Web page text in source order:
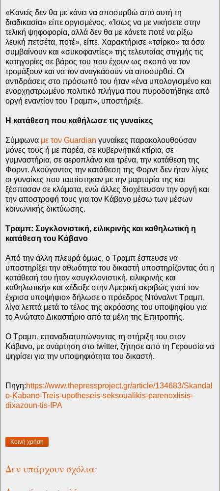
«Κανείς δεν θα με κάνει να αποσυρθώ από αυτή τη
διαδικασία» είπε οργισμένος. «Ίσως να με νικήσετε στην
τελική ψηφοφορία, αλλά δεν θα με κάνετε ποτέ να ρίξω
λευκή πετσέτα, ποτέ», είπε. Χαρακτήρισε «τσίρκο» τα όσα
συμβαίνουν και «συκοφαντίες» της τελευταίας στιγμής τις
κατηγορίες σε βάρος του που έχουν ως σκοπό να τον
τρομάξουν και να τον αναγκάσουν να αποσυρθεί. Οι
αντιδράσεις στο πρόσωπό του ήταν «ένα υπολογισμένο και
ενορχηστρωμένο πολιτικό πλήγμα που πυροδοτήθηκε από
οργή εναντίον του Τραμπ», υποστήριξε.
Η κατάθεση που καθήλωσε τις γυναίκες
Σύμφωνα με τον Guardian γυναίκες παρακολουθούσαν
μόνες τους ή με παρέα, σε κυβερνητικά κτίρια, σε
γυμναστήρια, σε αεροπλάνα και τρένα, την κατάθεση της
Φορντ. Ακούγοντας την κατάθεση της Φορντ δεν ήταν λίγες
οι γυναίκες που ταυτίστηκαν με την μαρτυρία της και
ξέσπασαν σε κλάματα, ενώ άλλες διοχέτευσαν την οργή και
την αποστροφή τους για τον Κάβανο μέσω των μέσων
κοινωνικής δικτύωσης.
Tραμπ: Συγκλονιστική, ειλικρινής και καθηλωτική η
κατάθεση του Κάβανο
Από την άλλη πλευρά όμως, ο Τραμπ έσπευσε να
υποστηρίξει την αθωότητα του δικαστή υποστηρίζοντας ότι η
κατάθεσή του ήταν «συγκλονιστική, ειλικρινής και
καθηλωτική» και «έδειξε στην Αμερική ακριβώς γιατί τον
έχρισα υποψήφιο» δήλωσε ο πρόεδρος Ντόναλντ Τραμπ,
λίγα λεπτά μετά το τέλος της ακρόασης του υποψηφίου για
το Ανώτατο Δικαστήριο από τα μέλη της Επιτροπής.
Ο Τραμπ, επαναδιατυπώνοντας τη στήριξη του στον
Κάβανο, με ανάρτηση στο twitter, ζήτησε από τη Γερουσία να
ψηφίσει για την υποψηφιότητα του δικαστή.
Πηγη:https://www.thepressproject.gr/article/134683/Skandal
o-Kabano-Treis-upotheseis-seksoualikis-parenoxlisis-
dixazoun-tis-IPA
Κοινή χρήση
Δεν υπάρχουν σχόλια: